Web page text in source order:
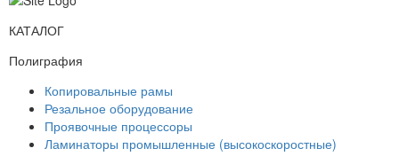
КАТАЛОГ
Полиграфия
Копировальные рамы
Резальное оборудование
Проявочные процессоры
Ламинаторы промышленные (высокоскоростные)